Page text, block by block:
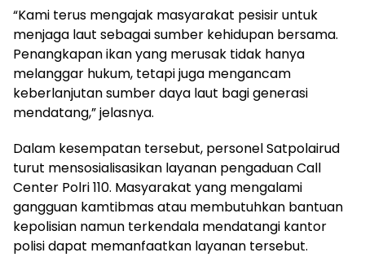
“Kami terus mengajak masyarakat pesisir untuk
menjaga laut sebagai sumber kehidupan bersama.
Penangkapan ikan yang merusak tidak hanya
melanggar hukum, tetapi juga mengancam
keberlanjutan sumber daya laut bagi generasi
mendatang,” jelasnya.
Dalam kesempatan tersebut, personel Satpolairud
turut mensosialisasikan layanan pengaduan Call
Center Polri 110. Masyarakat yang mengalami
gangguan kamtibmas atau membutuhkan bantuan
kepolisian namun terkendala mendatangi kantor
polisi dapat memanfaatkan layanan tersebut.